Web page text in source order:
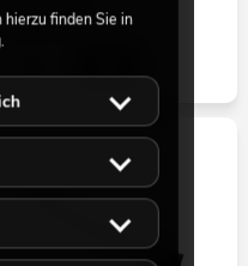
89,90€
finden Sie in
.